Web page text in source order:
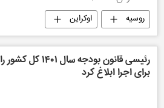
روسیه اوکراین
رئیسی قانون بودجه سال ۱۴۰۱ کل کشور را
برای اجرا ابلاغ کرد